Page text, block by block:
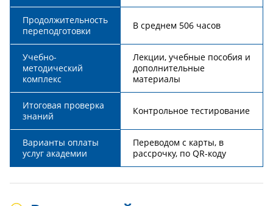
Продолжительность
переподготовки
В среднем 506 часов
Учебно-
методический
комплекс
Лекции, учебные пособия и
дополнительные
материалы
Итоговая проверка
знаний
Контрольное тестирование
Варианты оплаты
услуг академии
Переводом с карты, в
рассрочку, по QR-коду